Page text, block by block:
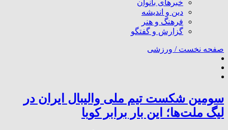
خبرهای بانوان
دین و اندیشه
فرهنگ و هنر
گزارش و گفتگو
صفحه نخست / ورزشی
سومین شکست تیم ملی والیبال ایران در
لیگ ملت‌ها؛ این بار برابر کوبا